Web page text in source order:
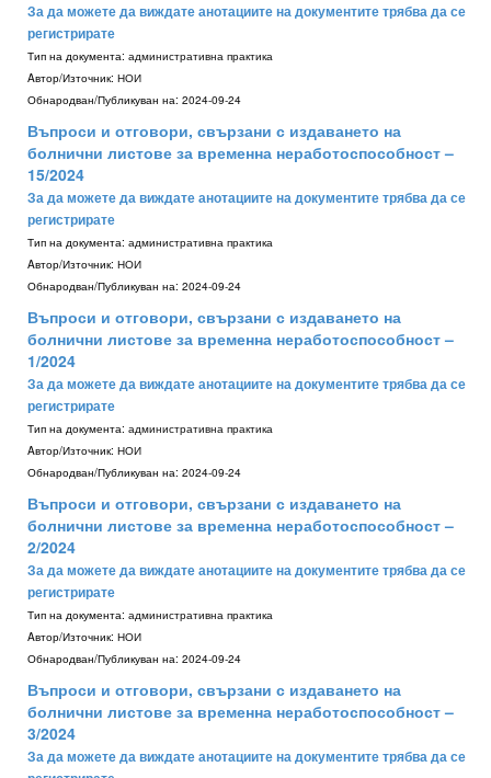
За да можете да виждате анотациите на документите трябва да се
регистрирате
Тип на документа: административна практика
Aвтор/Източник: НОИ
Обнародван/Публикуван на: 2024-09-24
Въпроси и отговори, свързани с издаването на
болнични листове за временна неработоспособност –
15/2024
За да можете да виждате анотациите на документите трябва да се
регистрирате
Тип на документа: административна практика
Aвтор/Източник: НОИ
Обнародван/Публикуван на: 2024-09-24
Въпроси и отговори, свързани с издаването на
болнични листове за временна неработоспособност –
1/2024
За да можете да виждате анотациите на документите трябва да се
регистрирате
Тип на документа: административна практика
Aвтор/Източник: НОИ
Обнародван/Публикуван на: 2024-09-24
Въпроси и отговори, свързани с издаването на
болнични листове за временна неработоспособност –
2/2024
За да можете да виждате анотациите на документите трябва да се
регистрирате
Тип на документа: административна практика
Aвтор/Източник: НОИ
Обнародван/Публикуван на: 2024-09-24
Въпроси и отговори, свързани с издаването на
болнични листове за временна неработоспособност –
3/2024
За да можете да виждате анотациите на документите трябва да се